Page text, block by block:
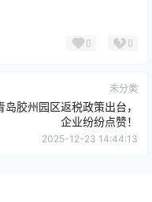
0 0
未分类
岛胶州园区返税政策出台，
企业纷纷点赞！
2025-12-23 14:44:13